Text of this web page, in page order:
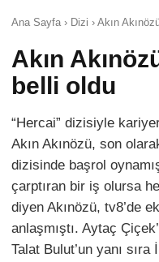
Ana Sayfa › Dizi › Akın
Akın
belli oldu
“Hercai” dizisiyle
Akın Akınözü, son
dizisinde başrol
çarptıran bir iş olursa
diyen Akınözü, tv8’de
anlaşmıştı. Aytaç
Talat Bulut’un yanı